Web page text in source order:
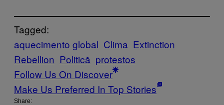
Tagged:
aquecimento global Clima Extinction
Rebellion Politică protestos
Follow Us On Discover
Make Us Preferred In Top Stories
Share: